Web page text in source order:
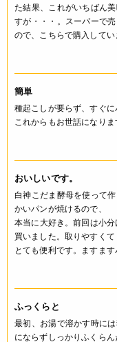
た結果、これがいちばん
すが・・・。スーパーで
ので、こちらで購入してい
簡単
種起こしが要らず、すぐに
これからもお世話になりま
おいしいです。
白神こだま酵母を使って
かいパンが焼けるので、
本当に大好き。前回は小
買いました。取りやすくて
とても便利です。ますま
ふっくらと
最初、お湯で溶かす時に
にならずしっかりふくら